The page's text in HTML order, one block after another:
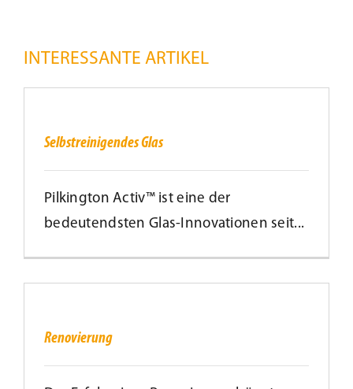
INTERESSANTE ARTIKEL
Selbstreinigendes Glas
Pilkington Activ™ ist eine der
bedeutendsten Glas-Innovationen seit...
Renovierung